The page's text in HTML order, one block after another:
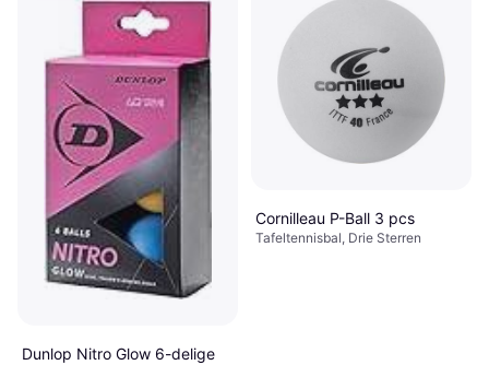
Dunlop Nitro Glow 6-delige
Cornilleau P-Ball 3 pcs
Tafeltennisbal, Drie Sterren